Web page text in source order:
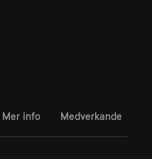
Mer info Medverkande